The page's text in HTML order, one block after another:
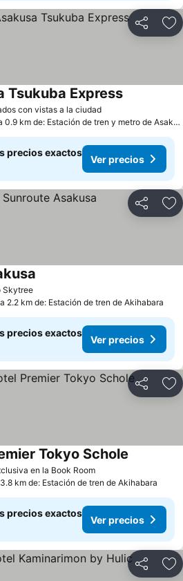
Compartir
con vistas a la ciudad
Tsukuba Express
a 0.9 km de: Estación de tren y metro de Asakusa
precios exactos
Ver precios
Compartir
Skytree
a 2.2 km de: Estación de tren de Akihabara
precios exactos
Ver precios
Compartir
en la Book Room
Tokyo Schole
km de: Estación de tren de Akihabara
precios exactos
Ver precios
Compartir